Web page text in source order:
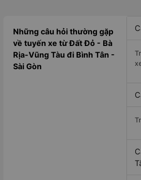
Những câu hỏi thường gặp
về tuyến xe từ Đất Đỏ - Bà
Rịa-Vũng Tàu đi Bình Tân -
Sài Gòn